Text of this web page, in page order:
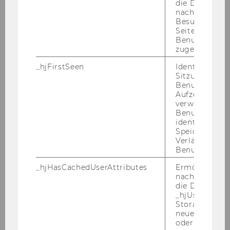
Wirtschaftsuniversität Wien die Erhöhung des
Frauenanteils beim allgemeinen Personal zum
Ziel gesetzt hat, werden qualifizierte Frauen
ausdrücklich aufgefordert, sich zu bewerben.
vorrangig aufgenommen. Alle Bewerberinnen,
die die gesetzlichen Aufnahmeerfordernisse
Ausschreibungstextes entsprechen, sind zu
Gleichbehandlungsfragen eingerichtet. Nähere
Informationenfinden Sie unter
http://www.wu.ac.at/structure/lobby/equaltre
· Reise- und Aufenthaltskosten: Wir bitten
Bewerberinnen und Bewerber um Verständnis
dafür, dass Reise- und Aufenthaltskosten, die
die Daten von
Besuchen
Seite
Benutzer-ID
zugeordnet
_hjFirstSeen Identifiziert
Sitzung eines
Benutzers.
verwendet,
identifizieren.
Verlängert
_hjHasCachedUserAttributes
Ermöglicht
die Daten in
Storage auf
neuesten
oder nicht.